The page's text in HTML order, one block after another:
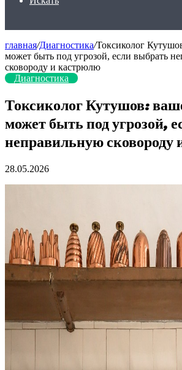
главная/Диагностика/Токсиколог
может быть под угрозой, если выбрать
сковороду и кастрюлю
Диагностика
Токсиколог Кутушов:
может быть под угрозой,
неправильную сковороду
28.05.2026